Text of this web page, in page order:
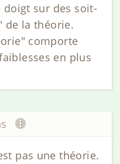
sur des soit-
de la théorie.
comporte
en plus
pas une théorie.